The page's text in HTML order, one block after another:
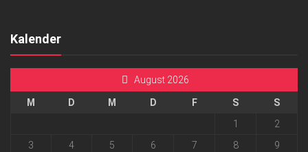
Kalender
August 2026
M D M D F S
S
1
2
3
4 5 6 7 8
9